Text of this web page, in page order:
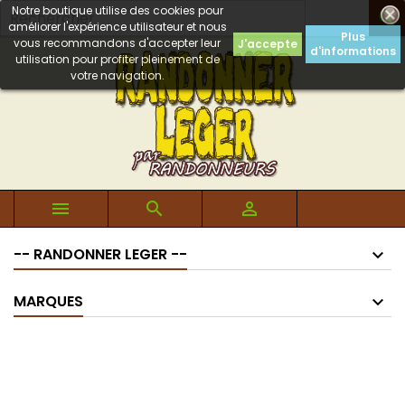

Notre boutique utilise des cookies pour
améliorer l'expérience utilisateur et nous
vous recommandons d'accepter leur
utilisation pour profiter pleinement de
votre navigation.
J'accepte
Plus
d'informations
  
-- RANDONNER LEGER --
MARQUES